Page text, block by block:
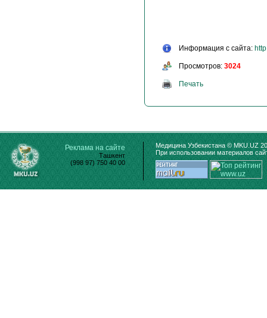
Информация с сайта:
Просмотров: 3024
Печать
Реклама на сайте
Ташкент
(998 97) 750 40 00
Медицина Узбекистана © MKU.UZ
При использовании материалов